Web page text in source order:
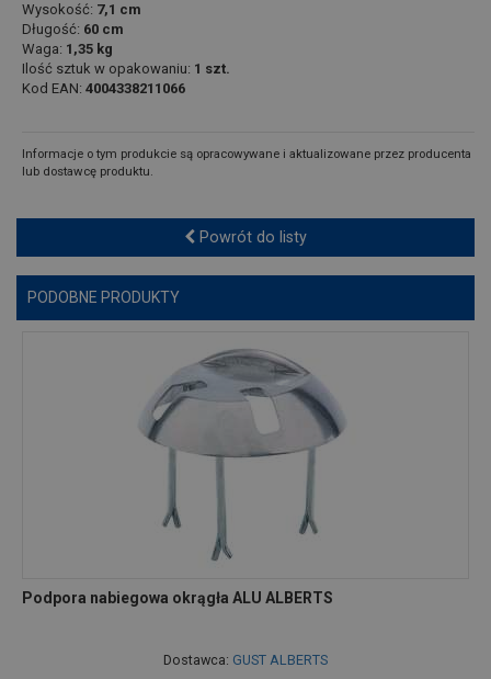
Wysokość: 7,1 cm
Długość: 60 cm
Waga: 1,35 kg
Ilość sztuk w opakowaniu: 1 szt.
Kod EAN: 4004338211066
Informacje o tym produkcie są opracowywane i aktualizowane przez producenta
lub dostawcę produktu.
Powrót do listy
PODOBNE PRODUKTY
Podpora nabiegowa okrągła ALU ALBERTS
Dostawca: GUST ALBERTS